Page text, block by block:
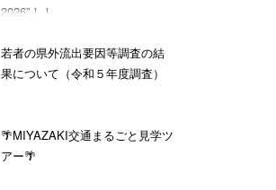
2026”！！
若者の県外流出要因等調査の結
果について（令和５年度調査）
🌴MIYAZAKI交通まるごと見学ツ
アー🌴